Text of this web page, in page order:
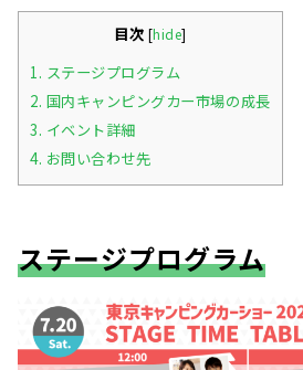
目次 [hide]
1. ステージプログラム
2. 国内キャンピングカー市場の成長
3. イベント詳細
4. お問い合わせ先
ステージプログラム